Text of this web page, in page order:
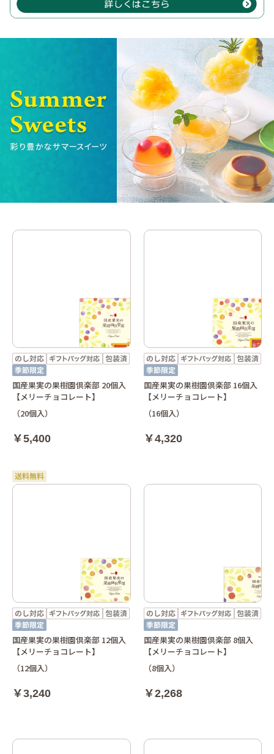
国産果実の果樹園倶楽部 20個入
【メリーチョコレート】
（20個入）
￥5,400
国産果実の果樹園倶楽部 16個入
【メリーチョコレート】
（16個入）
￥4,320
国産果実の果樹園倶楽部 12個入
【メリーチョコレート】
（12個入）
￥3,240
国産果実の果樹園倶楽部 8個入
【メリーチョコレート】
（8個入）
￥2,268